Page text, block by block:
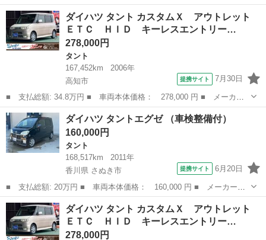
名： ダイハツ ■ 車種名： タント ■ グレード名： カスタム
Ｘ アウトレット ＥＴＣ ＨＩＤ キーレスエントリー 電動格納
ミラー ベンチ...
高知 高知市 タント ベンチシート
ダイハツ タント カスタムＸ アウトレット
ＥＴＣ ＨＩＤ キーレスエントリー…
278,000円
タント
167,452km
2006年
高知市
提携サイト 7月30日
■ 支払総額: 34.8万円 ■ 車両本体価格： 278,000 円 ■ メーカー
名： ダイハツ ■ 車種名： タント ■ グレード名： カスタム
Ｘ アウトレット ＥＴＣ ＨＩＤ キーレスエントリー 電動格納
ミラー ベンチ...
高知 高知市 タント ベンチシート
ダイハツ タントエグゼ （車検整備付）
160,000円
タント
168,517km
2011年
香川県 さぬき市
提携サイト 6月20日
■ 支払総額: 20万円 ■ 車両本体価格： 160,000 円 ■ メーカー
名： ダイハツ ■ 車種名： タントエグゼ ■ グレード名： ■
排気量： 660cc ■ ドア枚数： 5D ■ ミッション： コラムAT ■...
香川 さぬき市 タント
ダイハツ タント カスタムＸ アウトレット
ＥＴＣ ＨＩＤ キーレスエントリー…
278,000円